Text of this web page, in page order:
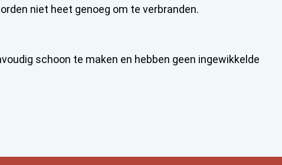
niet heet genoeg om te verbranden.
schoon te maken en hebben geen ingewikkelde